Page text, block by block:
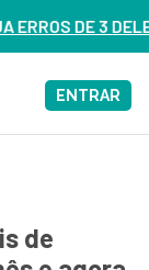
AGORA
ENTRAR
de